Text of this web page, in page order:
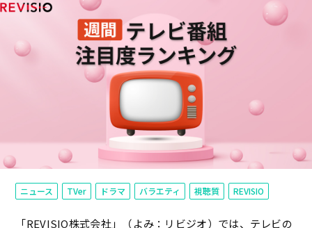
ニュース TVer ドラマ バラエティ 視聴質 REVISIO
「REVISIO株式会社」（よみ：リビジオ）では、テレビの